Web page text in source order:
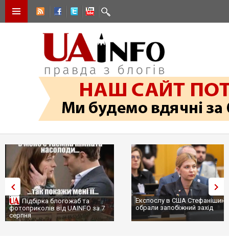
Експослу в США Стефанішиній
обрали запобіжний захід
Трамп не передасть Україні
сотні ракет до Patriot, бо у